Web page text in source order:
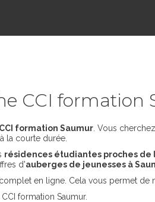
CCI formation
formation Saumur . Vous
la courte durée.
résidences étudiantes proches de
d'auberges de jeunesses à
en ligne. Cela vous permet
formation Saumur.